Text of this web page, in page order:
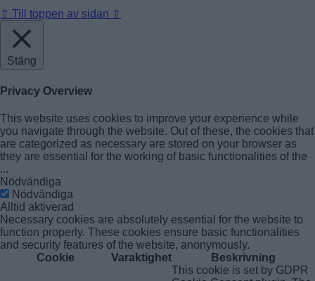
⇧ Till toppen av sidan ⇧
Stäng
Privacy Overview
This website uses cookies to improve your experience while
you navigate through the website. Out of these, the cookies that
are categorized as necessary are stored on your browser as
they are essential for the working of basic functionalities of the
...
Nödvändiga
Nödvändiga
Alltid aktiverad
Necessary cookies are absolutely essential for the website to
function properly. These cookies ensure basic functionalities
and security features of the website, anonymously.
Cookie
Varaktighet Beskrivning
This cookie is set by GDPR